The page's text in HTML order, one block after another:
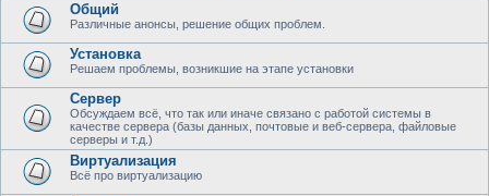
Общий
Различные анонсы, решение общих проблем.
Установка
Решаем проблемы, возникшие на этапе установки
Сервер
Обсуждаем всё, что так или иначе связано с работой системы в
качестве сервера (базы данных, почтовые и веб-сервера, файловые
серверы и т.д.)
Виртуализация
Всё про виртуализацию